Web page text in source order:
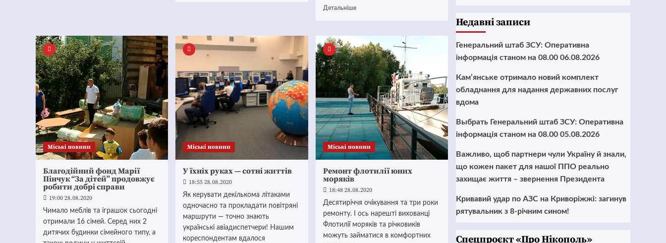
Детальніше
Mіські новини
Благодійний фонд Марії
Пінчук “За дітей” продовжує
робити добрі справи
19:00 28.08.2020
Чимало меблів та іграшок сьогодні
отримали 16 сімей. Серед них 2
дитячих будинки сімейного типу, а
Mіські новини
У їхніх руках — сотні життів
18:55 28.08.2020
Як керувати декількома літаками
одночасно та прокладати повітряні
маршрути — точно знають
українські авіадиспетчери! Нашим
кореспондентам вдалося
Mіські новини
Ремонт флотилії юних
моряків
18:48 28.08.2020
Десятиріччя очікування та три роки
ремонту. І ось нарешті вихованці
Флотилії моряків та річковиків
можуть займатися в комфортних
Недавні записи
Генеральний штаб ЗСУ: Оперативна
інформація станом на 08.00 06.08.2026
Кам’янське отримало новий комплект
обладнання для надання державних послуг
вдома
Выбрать Генеральний штаб ЗСУ: Оперативна
інформація станом на 08.00 05.08.2026
Важливо, щоб партнери чули Україну й знали,
що кожен пакет для нашої ППО реально
захищає життя – звернення Президента
Кривавий удар по АЗС на Криворіжжі: загинув
рятувальник з 8-річним сином!
Cпецпроєкт «Про Нікополь»